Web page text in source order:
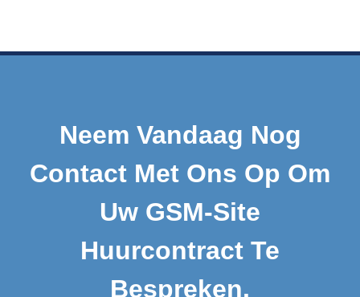
Neem Vandaag Nog
Contact Met Ons Op Om
Uw GSM-Site
Huurcontract Te
Bespreken.